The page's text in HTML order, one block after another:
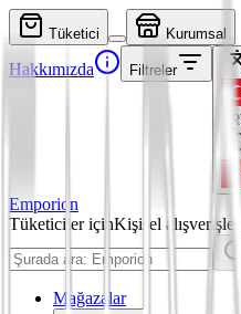
Tüketici Kurumsal
Hakkımızda Filtreler
Emporion
Tüketiciler içinKişisel alışverişler
Mağazalar